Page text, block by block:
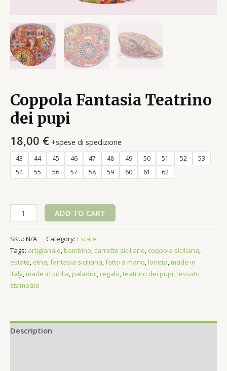
Coppola Fantasia Teatrino
dei pupi
18,00 € +spese di spedizione
43 44 45 46 47 48 49 50 51 52
53
54
55 56 57 58 59 60 61 62
Coppola
Fantasia
Teatrino
dei
pupi
quantity
ADD TO CART
SKU: N/A Category: Estate
Tags: artigianale,bambino, carretto siciliano, coppola siciliana,
estate, etna,fantasia siciliana,fatto a mano,loneta,made in
italy,made in sicilia,paladini,regalo,teatrino dei pupi,tessuto
stampato
Description